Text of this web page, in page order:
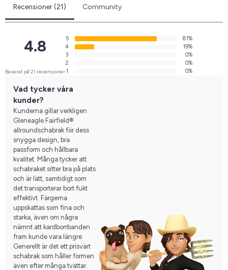
Recensioner (21) Community
4.8
Baserat på 21 recensioner
5
81%
4
19%
3
0%
2
0%
1
0%
Vad tycker våra
kunder?
Kunderna gillar verkligen
Gleneagle Fairfield®
allroundschabrak för dess
snygga design, bra
passform och hållbara
kvalitet. Många tycker att
schabraket sitter bra på plats
och är lätt, samtidigt som
det transporterar bort fukt
effektivt. Färgerna
uppskattas som fina och
starka, även om några
nämnt att kardborrbanden
fram kunde vara längre.
Generellt är det ett prisvärt
schabrak som håller formen
även efter många tvättar.